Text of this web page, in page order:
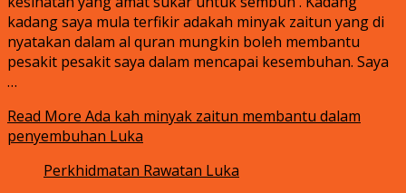
kadang saya mula terfikir adakah minyak zaitun yang di
nyatakan dalam al quran mungkin boleh membantu
pesakit pesakit saya dalam mencapai kesembuhan. Saya
…
Read More Ada kah minyak zaitun membantu dalam
penyembuhan Luka
Perkhidmatan Rawatan Luka